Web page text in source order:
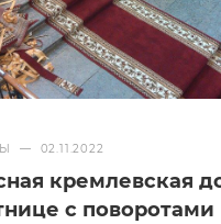
— 02.11.2022
кремлевская
с поворотами